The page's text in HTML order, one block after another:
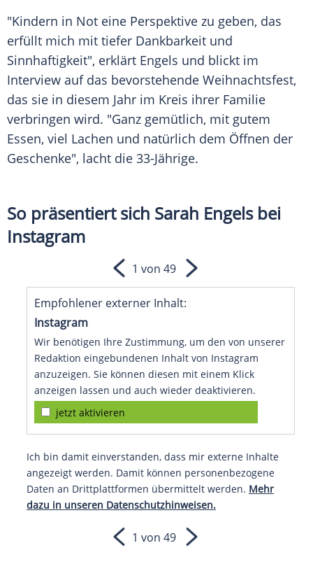
"Kindern in Not eine Perspektive zu geben, das
erfüllt mich mit tiefer Dankbarkeit und
Sinnhaftigkeit", erklärt Engels und blickt im
Interview auf das bevorstehende Weihnachtsfest,
das sie in diesem Jahr im Kreis ihrer Familie
verbringen wird. "Ganz gemütlich, mit gutem
Essen, viel Lachen und natürlich dem Öffnen der
Geschenke", lacht die 33-Jährige.
So präsentiert sich Sarah Engels bei
Instagram
Empfohlener externer Inhalt:
Instagram
Wir benötigen Ihre Zustimmung, um den von unserer
Redaktion eingebundenen Inhalt von Instagram
anzuzeigen. Sie können diesen mit einem Klick
anzeigen lassen und auch wieder deaktivieren.
jetzt aktivieren
Ich bin damit einverstanden, dass mir externe Inhalte
angezeigt werden. Damit können personenbezogene
Daten an Drittplattformen übermittelt werden. Mehr
dazu in unseren Datenschutzhinweisen.
1 von 49
1 von 49